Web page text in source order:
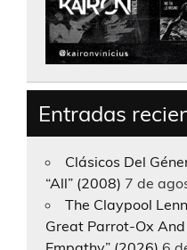
Entradas
Clásicos Del
“All” (2008) 7 de
The Claypool
Great Parrot-Ox